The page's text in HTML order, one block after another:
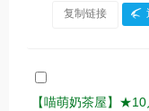
复制链接
【喵萌奶茶屋】